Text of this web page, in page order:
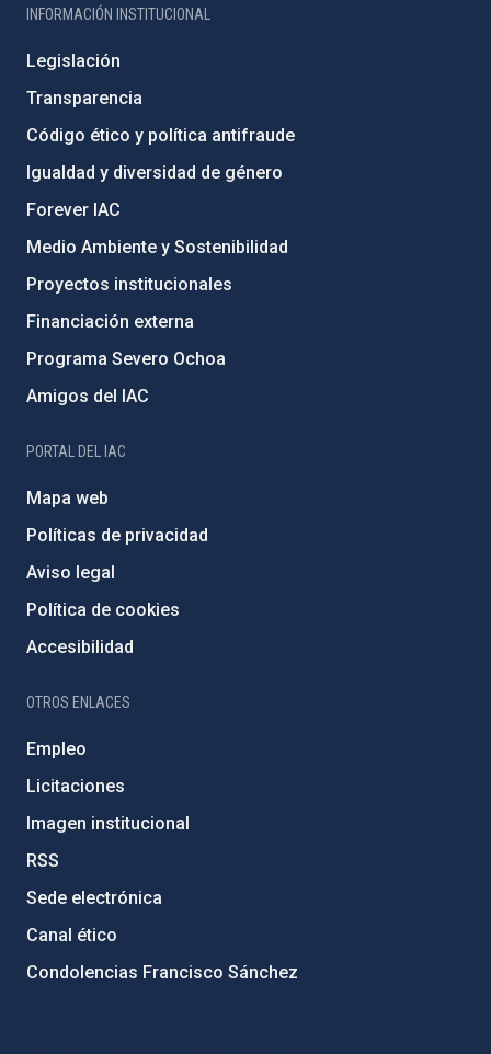
INFORMACIÓN INSTITUCIONAL
Legislación
Transparencia
Código ético y política antifraude
Igualdad y diversidad de género
Forever IAC
Medio Ambiente y Sostenibilidad
Proyectos institucionales
Financiación externa
Programa Severo Ochoa
Amigos del IAC
PORTAL DEL IAC
Mapa web
Políticas de privacidad
Aviso legal
Política de cookies
Accesibilidad
OTROS ENLACES
Empleo
Licitaciones
Imagen institucional
RSS
Sede electrónica
Canal ético
Condolencias Francisco Sánchez